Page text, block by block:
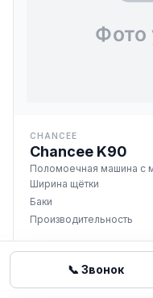
📞 Звонок
CHANCEE
Chancee K90
Поломоечная машина с
Ширина щётки
Баки
Производительность
от 1 006 392 ₽